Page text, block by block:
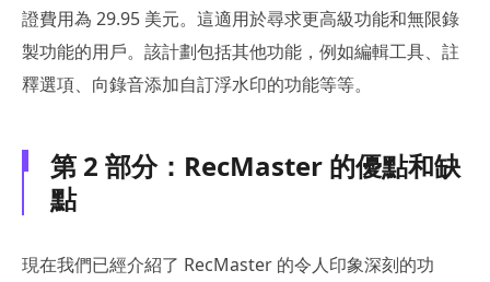
證費用為 29.95 美元。這適用於尋求更高級功能和無限錄
製功能的用戶。該計劃包括其他功能，例如編輯工具、註
釋選項、向錄音添加自訂浮水印的功能等等。
第 2 部分：RecMaster 的優點和缺
點
現在我們已經介紹了 RecMaster 的令人印象深刻的功